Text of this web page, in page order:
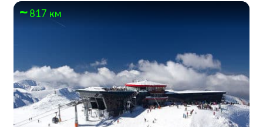
817 км